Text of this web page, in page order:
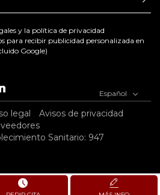
y la política de privacidad
para recibir publicidad personalizada en
Google)
Youtube Español
legal
Avisos de privacidad
Sanitario: 947